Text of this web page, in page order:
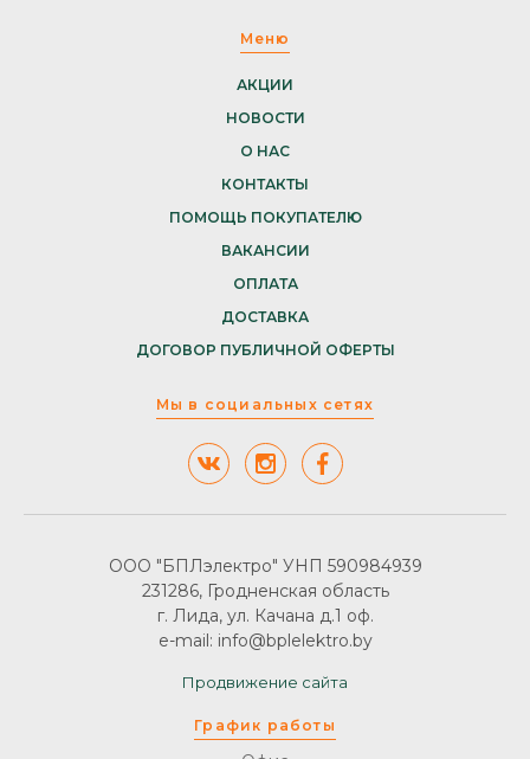
Меню
АКЦИИ
НОВОСТИ
О НАС
КОНТАКТЫ
ПОМОЩЬ ПОКУПАТЕЛЮ
ВАКАНСИИ
ОПЛАТА
ДОСТАВКА
ДОГОВОР ПУБЛИЧНОЙ ОФЕРТЫ
Мы в социальных сетях
График работы
ООО "БПЛэлектро" УНП 590984939
231286, Гродненская область
г. Лида, ул. Качана д.1 оф.
e-mail: info@bplelektro.by
Продвижение сайта